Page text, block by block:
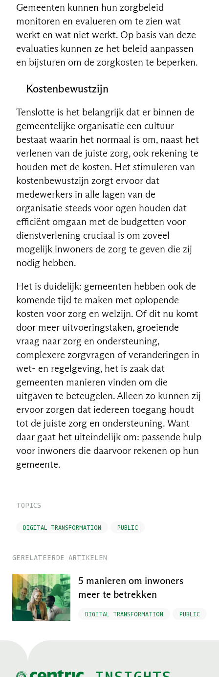
Gemeenten kunnen hun zorgbeleid
monitoren en evalueren om te zien wat
werkt en wat niet werkt. Op basis van deze
evaluaties kunnen ze het beleid aanpassen
en bijsturen om de zorgkosten te beperken.
Kostenbewustzijn
Tenslotte is het belangrijk dat er binnen de
gemeentelijke organisatie een cultuur
bestaat waarin het normaal is om, naast het
verlenen van de juiste zorg, ook rekening te
houden met de kosten. Het stimuleren van
kostenbewustzijn zorgt ervoor dat
medewerkers in alle lagen van de
organisatie steeds voor ogen houden dat
efficiënt omgaan met de budgetten voor
dienstverlening cruciaal is om zoveel
mogelijk inwoners de zorg te geven die zij
nodig hebben.
Het is duidelijk: gemeenten hebben ook de
komende tijd te maken met oplopende
kosten voor zorg en welzijn. Of dit nu komt
door meer uitvoeringstaken, groeiende
vraag naar zorg en ondersteuning,
complexere zorgvragen of veranderingen in
wet- en regelgeving, het is zaak dat
gemeenten manieren vinden om die
uitgaven te beteugelen. Alleen zo kunnen zij
ervoor zorgen dat iedereen toegang houdt
tot de juiste zorg en ondersteuning. Want
daar gaat het uiteindelijk om: passende hulp
voor inwoners die daarvoor rekenen op hun
gemeente.
TOPICS
DIGITAL TRANSFORMATION PUBLIC
GERELATEERDE ARTIKELEN
5 manieren om inwoners
meer te betrekken
DIGITAL TRANSFORMATION PUBLIC